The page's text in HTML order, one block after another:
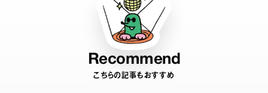
Recommend
こちらの記事もおすすめ